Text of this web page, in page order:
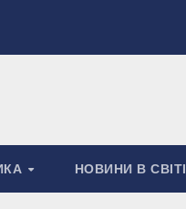
НОВИНИ В СВІТІ